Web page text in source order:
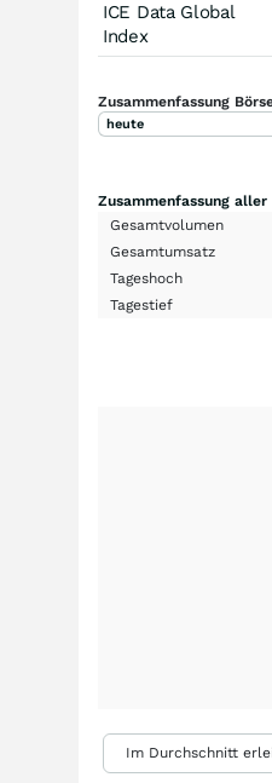
ICE Data Global
Index
Zusammenfassung
heute
Zusammenfassung
Gesamtvolumen
Gesamtumsatz
Tageshoch
Tagestief
Im Durchschnitt